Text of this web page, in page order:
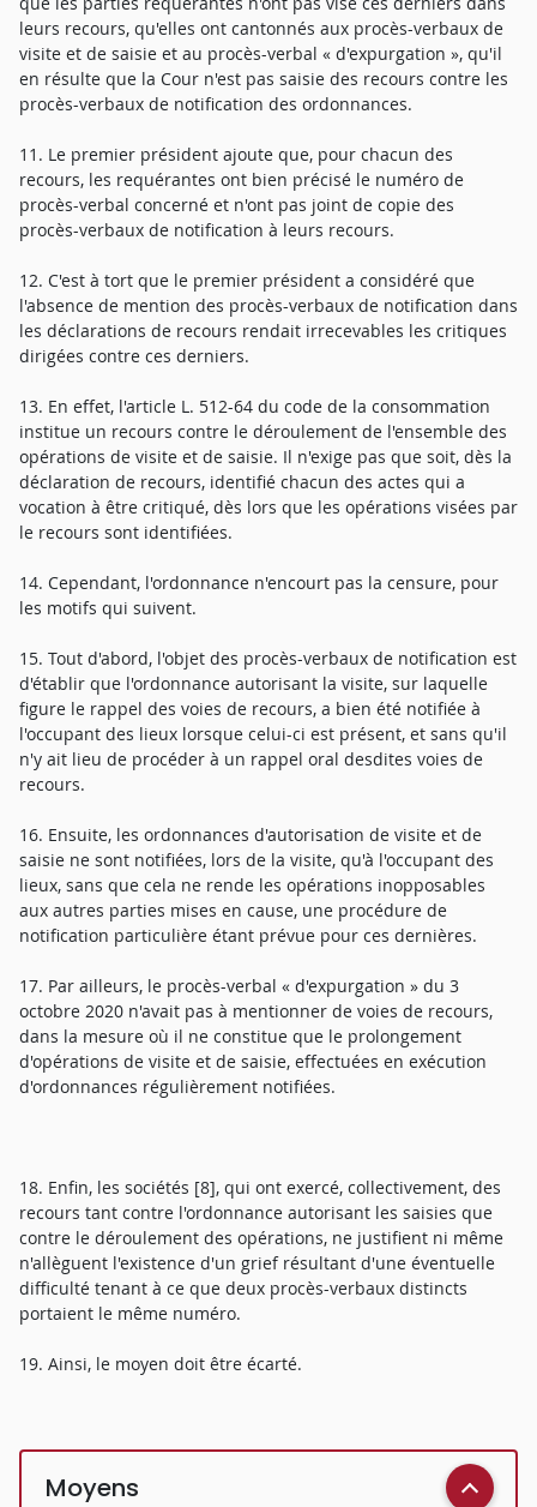
leurs recours, qu'elles ont cantonnés aux procès-verbaux de
visite et de saisie et au procès-verbal « d'expurgation », qu'il
en résulte que la Cour n'est pas saisie des recours contre les
procès-verbaux de notification des ordonnances.
11. Le premier président ajoute que, pour chacun des
recours, les requérantes ont bien précisé le numéro de
procès-verbal concerné et n'ont pas joint de copie des
procès-verbaux de notification à leurs recours.
12. C'est à tort que le premier président a considéré que
l'absence de mention des procès-verbaux de notification dans
les déclarations de recours rendait irrecevables les critiques
dirigées contre ces derniers.
13. En effet, l'article L. 512-64 du code de la consommation
institue un recours contre le déroulement de l'ensemble des
opérations de visite et de saisie. Il n'exige pas que soit, dès la
déclaration de recours, identifié chacun des actes qui a
vocation à être critiqué, dès lors que les opérations visées par
le recours sont identifiées.
14. Cependant, l'ordonnance n'encourt pas la censure, pour
les motifs qui suivent.
15. Tout d'abord, l'objet des procès-verbaux de notification est
d'établir que l'ordonnance autorisant la visite, sur laquelle
figure le rappel des voies de recours, a bien été notifiée à
l'occupant des lieux lorsque celui-ci est présent, et sans qu'il
n'y ait lieu de procéder à un rappel oral desdites voies de
recours.
16. Ensuite, les ordonnances d'autorisation de visite et de
saisie ne sont notifiées, lors de la visite, qu'à l'occupant des
lieux, sans que cela ne rende les opérations inopposables
aux autres parties mises en cause, une procédure de
notification particulière étant prévue pour ces dernières.
17. Par ailleurs, le procès-verbal « d'expurgation » du 3
octobre 2020 n'avait pas à mentionner de voies de recours,
dans la mesure où il ne constitue que le prolongement
d'opérations de visite et de saisie, effectuées en exécution
d'ordonnances régulièrement notifiées.
18. Enfin, les sociétés [8], qui ont exercé, collectivement, des
recours tant contre l'ordonnance autorisant les saisies que
contre le déroulement des opérations, ne justifient ni même
n'allèguent l'existence d'un grief résultant d'une éventuelle
difficulté tenant à ce que deux procès-verbaux distincts
portaient le même numéro.
19. Ainsi, le moyen doit être écarté.
Moyens